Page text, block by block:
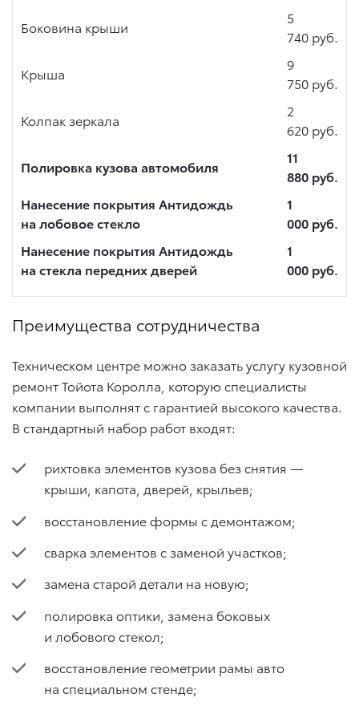
Боковина крыши
5
740 руб.
Крыша
9
750 руб.
Колпак зеркала
2
620 руб.
Полировка кузова автомобиля
11
880 руб.
Нанесение покрытия Антидождь
на лобовое стекло
1
000 руб.
Нанесение покрытия Антидождь
на стекла передних дверей
1
000 руб.
Преимущества сотрудничества
Техническом центре можно заказать услугу кузовной
ремонт Тойота Королла, которую специалисты
компании выполнят с гарантией высокого качества.
В стандартный набор работ входят:
рихтовка элементов кузова без снятия —
крыши, капота, дверей, крыльев;
восстановление формы с демонтажом;
сварка элементов с заменой участков;
замена старой детали на новую;
полировка оптики, замена боковых
и лобового стекол;
восстановление геометрии рамы авто
на специальном стенде;